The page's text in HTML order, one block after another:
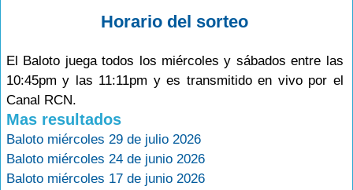
Horario del sorteo
El Baloto juega todos los miércoles y sábados entre las
10:45pm y las 11:11pm y es transmitido en vivo por el
Canal RCN.
Mas resultados
Baloto miércoles 29 de julio 2026
Baloto miércoles 24 de junio 2026
Baloto miércoles 17 de junio 2026